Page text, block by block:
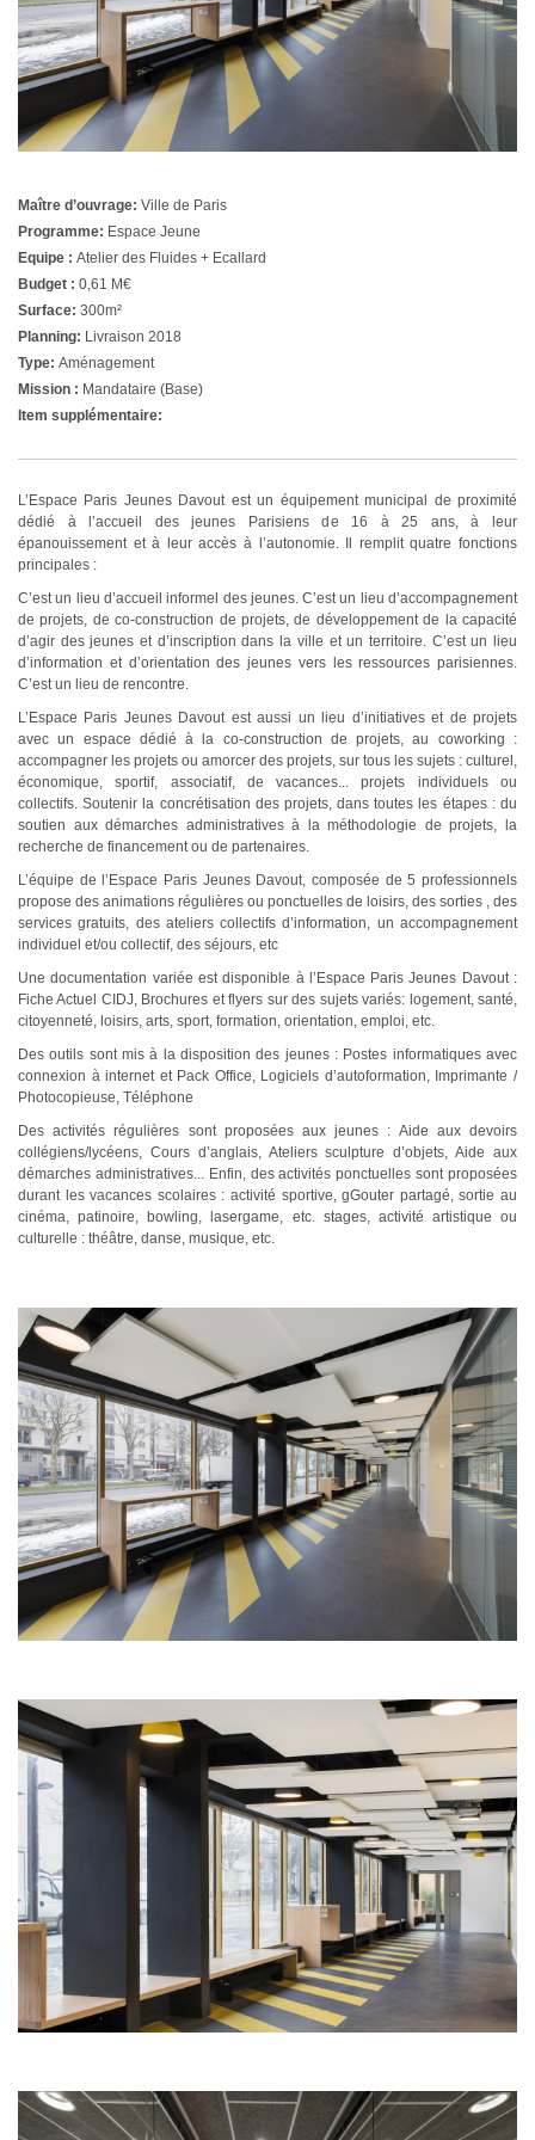
Maître d’ouvrage: Ville de Paris
Programme: Espace Jeune
Equipe : Atelier des Fluides + Ecallard
Budget : 0,61 M€
Surface: 300m²
Planning: Livraison 2018
Type: Aménagement
Mission : Mandataire (Base)
Item supplémentaire:
L’Espace Paris Jeunes Davout est un équipement municipal de proximité
dédié à l’accueil des jeunes Parisiens de 16 à 25 ans, à leur
épanouissement et à leur accès à l’autonomie. Il remplit quatre fonctions
principales :
C’est un lieu d’accueil informel des jeunes. C’est un lieu d’accompagnement
de projets, de co-construction de projets, de développement de la capacité
d’agir des jeunes et d’inscription dans la ville et un territoire. C’est un lieu
d’information et d’orientation des jeunes vers les ressources parisiennes.
C’est un lieu de rencontre.
L’Espace Paris Jeunes Davout est aussi un lieu d’initiatives et de projets
avec un espace dédié à la co-construction de projets, au coworking :
accompagner les projets ou amorcer des projets, sur tous les sujets : culturel,
économique, sportif, associatif, de vacances... projets individuels ou
collectifs. Soutenir la concrétisation des projets, dans toutes les étapes : du
soutien aux démarches administratives à la méthodologie de projets, la
recherche de financement ou de partenaires.
L’équipe de l’Espace Paris Jeunes Davout, composée de 5 professionnels
propose des animations régulières ou ponctuelles de loisirs, des sorties , des
services gratuits, des ateliers collectifs d’information, un accompagnement
individuel et/ou collectif, des séjours, etc
Une documentation variée est disponible à l’Espace Paris Jeunes Davout :
Fiche Actuel CIDJ, Brochures et flyers sur des sujets variés: logement, santé,
citoyenneté, loisirs, arts, sport, formation, orientation, emploi, etc.
Des outils sont mis à la disposition des jeunes : Postes informatiques avec
connexion à internet et Pack Office, Logiciels d’autoformation, Imprimante /
Photocopieuse, Téléphone
Des activités régulières sont proposées aux jeunes : Aide aux devoirs
collégiens/lycéens, Cours d’anglais, Ateliers sculpture d’objets, Aide aux
démarches administratives... Enfin, des activités ponctuelles sont proposées
durant les vacances scolaires : activité sportive, gGouter partagé, sortie au
cinéma, patinoire, bowling, lasergame, etc. stages, activité artistique ou
culturelle : théâtre, danse, musique, etc.